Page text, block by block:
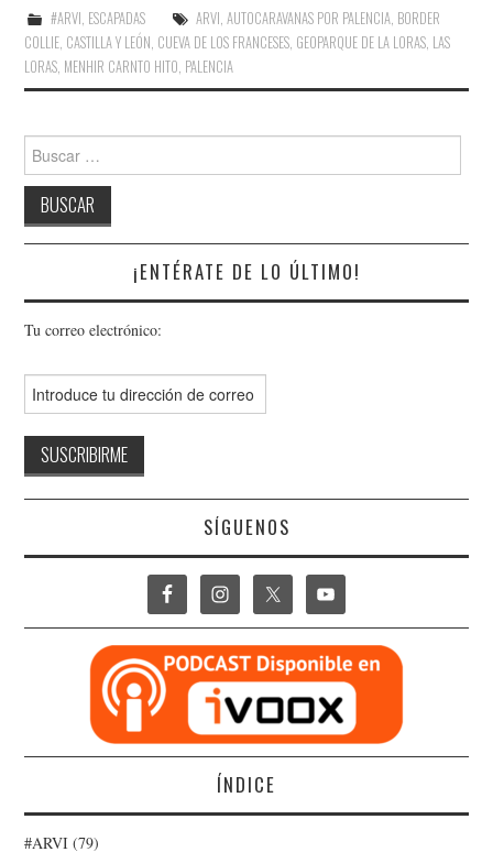
#ARVI, ESCAPADAS ARVI, AUTOCARAVANAS POR PALENCIA, BORDER
COLLIE, CASTILLA Y LEÓN, CUEVA DE LOS FRANCESES, GEOPARQUE DE LA LORAS, LAS
LORAS, MENHIR CARNTO HITO, PALENCIA
Buscar:
¡ENTÉRATE DE LO ÚLTIMO!
Tu correo electrónico:
SÍGUENOS
ÍNDICE
#ARVI (79)